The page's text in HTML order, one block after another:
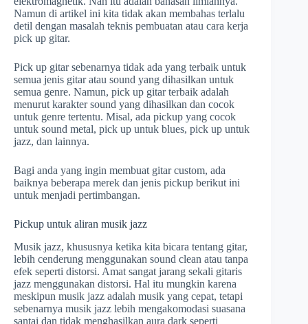
Namun di artikel ini kita tidak akan membahas terlalu
detil dengan masalah teknis pembuatan atau cara kerja
pick up gitar.
Pick up gitar sebenarnya tidak ada yang terbaik untuk
semua jenis gitar atau sound yang dihasilkan untuk
semua genre. Namun, pick up gitar terbaik adalah
menurut karakter sound yang dihasilkan dan cocok
untuk genre tertentu. Misal, ada pickup yang cocok
untuk sound metal, pick up untuk blues, pick up untuk
jazz, dan lainnya.
Bagi anda yang ingin membuat gitar custom, ada
baiknya beberapa merek dan jenis pickup berikut ini
untuk menjadi pertimbangan.
Pickup untuk aliran musik jazz
Musik jazz, khususnya ketika kita bicara tentang gitar,
lebih cenderung menggunakan sound clean atau tanpa
efek seperti distorsi. Amat sangat jarang sekali gitaris
jazz menggunakan distorsi. Hal itu mungkin karena
meskipun musik jazz adalah musik yang cepat, tetapi
sebenarnya musik jazz lebih mengakomodasi suasana
santai dan tidak menghasilkan aura dark seperti